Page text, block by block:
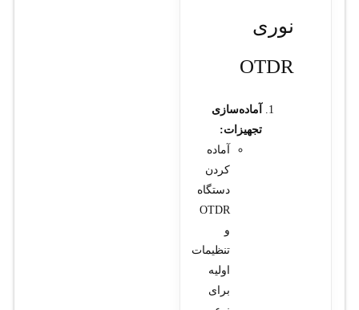
نوری
OTDR
آماده‌سازی
تجهیزات:
آماده
کردن
دستگاه
OTDR
و
تنظیمات
اولیه
برای